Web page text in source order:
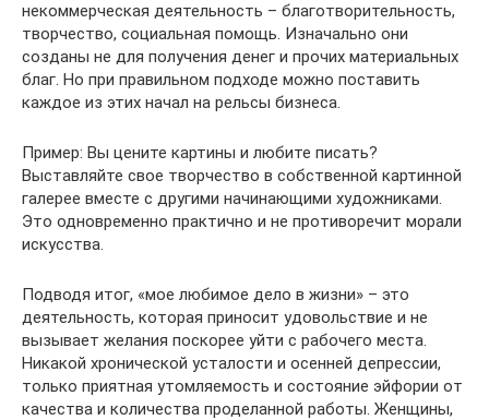
некоммерческая деятельность – благотворительность,
творчество, социальная помощь. Изначально они
созданы не для получения денег и прочих материальных
благ. Но при правильном подходе можно поставить
каждое из этих начал на рельсы бизнеса.
Пример: Вы цените картины и любите писать?
Выставляйте свое творчество в собственной картинной
галерее вместе с другими начинающими художниками.
Это одновременно практично и не противоречит морали
искусства.
Подводя итог, «мое любимое дело в жизни» – это
деятельность, которая приносит удовольствие и не
вызывает желания поскорее уйти с рабочего места.
Никакой хронической усталости и осенней депрессии,
только приятная утомляемость и состояние эйфории от
качества и количества проделанной работы. Женщины,